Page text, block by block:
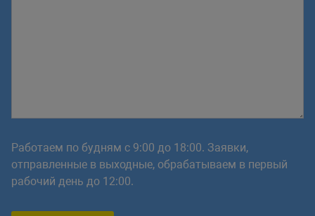
Работаем по будням с 9:00 до 18:00. Заявки,
отправленные в выходные, обрабатываем в первый
рабочий день до 12:00.